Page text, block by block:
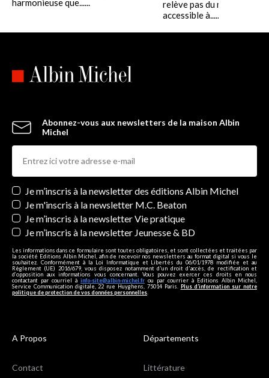
harmonieuse que......
relève pas du miracle,
accessible à......
Abonnez-vous aux newsletters de la maison Albin
Michel
Newsletters
Je m’inscris à la newsletter des éditions Albin Michel
Je m'inscris à la newsletter M.C. Beaton
Je m’inscris à la newsletter Vie pratique
Je m’inscris à la newsletter Jeunesse & BD
Les informations dans ce formulaire sont toutes obligatoires, et sont collectées et traitées par
la société Editions Albin Michel, afin de recevoir nos newsletters au format digital si vous le
souhaitez. Conformément à la Loi Informatique et Libertés du 06/01/1978 modifiée et au
Règlement (UE) 2016/679, vous disposez notamment d'un droit d'accès, de rectification et
d’opposition aux informations vous concernant. Vous pouvez exercer ces droits en nous
contactant par courriel à info-site@albin-michel.fr ou par courrier à Editions Albin Michel,
Service Communication digitale, 22 rue Huyghens, 75014 Paris. Plus d’information sur notre
politique de protection de vos données personnelles
A Propos
Contact
Départements
Littérature